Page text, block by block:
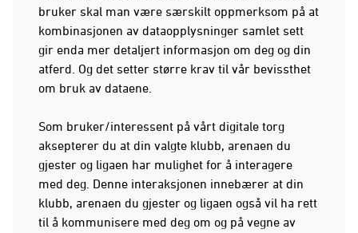
bruker skal man være særskilt oppmerksom på at
kombinasjonen av dataopplysninger samlet sett
gir enda mer detaljert informasjon om deg og din
atferd. Og det setter større krav til vår bevissthet
om bruk av dataene.
Som bruker/interessent på vårt digitale torg
aksepterer du at din valgte klubb, arenaen du
gjester og ligaen har mulighet for å interagere
med deg. Denne interaksjonen innebærer at din
klubb, arenaen du gjester og ligaen også vil ha rett
til å kommunisere med deg om og på vegne av